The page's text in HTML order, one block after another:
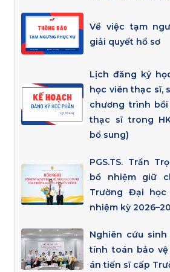
Về việc tạm
giải quyết hồ sơ
Lịch đăng ký
học viên thạc sĩ,
chương trình
thạc sĩ trong
bổ sung)
PGS.TS. Trần
bổ nhiệm giữ
Trường Đại
nhiệm kỳ
Nghiên cứu
tính toán bảo
án tiến sĩ cấp